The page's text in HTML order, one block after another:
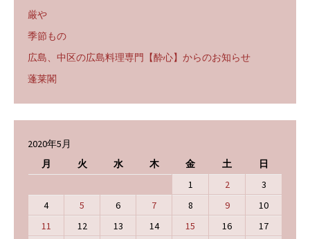
厳や
季節もの
広島、中区の広島料理専門【酔心】からのお知らせ
蓬莱閣
2020年5月
月
火 水 木 金 土 日
1 2
3
4
5 6 7 8 9
10
11
12 13 14 15 16
17